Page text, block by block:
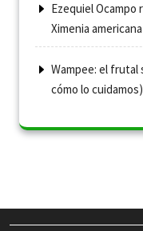
Ezequiel Ocampo
Ximenia
Wampee: el frutal
cómo lo cuidamos)